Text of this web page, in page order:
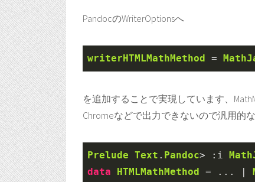
PandocのWriterOptionsへ
writerHTMLMathMethod =
を追加することで実現しています、
Chromeなどで出力できないので汎用的な
Prelude Text . Pandoc> : i
data
HTMLMathMethod = ... |